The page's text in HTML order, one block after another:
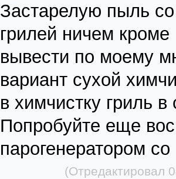
Застарелую пыль со
грилей ничем
вывести по моему
вариант сухой
в химчистку гриль
Попробуйте еще
парогенератором
(Отредактировал